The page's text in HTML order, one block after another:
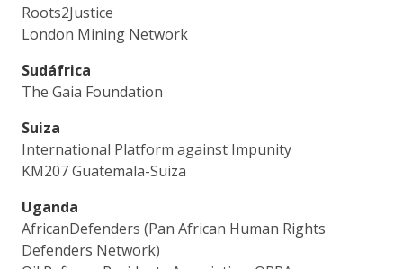
Roots2Justice
London Mining Network
Sudáfrica
The Gaia Foundation
Suiza
International Platform against Impunity
KM207 Guatemala-Suiza
Uganda
AfricanDefenders (Pan African Human Rights
Defenders Network)